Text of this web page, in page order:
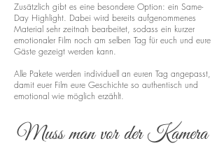
Zusätzlich gibt es eine besondere Option: ein Same-
Day Highlight. Dabei wird bereits aufgenommenes
Material sehr zeitnah bearbeitet, sodass ein kurzer
emotionaler Film noch am selben Tag für euch und eure
Gäste gezeigt werden kann.
Alle Pakete werden individuell an euren Tag angepasst,
damit euer Film eure Geschichte so authentisch und
emotional wie möglich erzählt.
Muss man vor der Kamera